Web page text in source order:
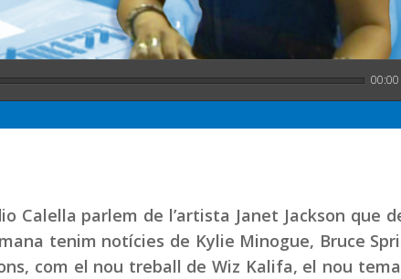
00:00
Calella parlem de l’artista Janet Jackson que
tenim notícies de Kylie Minogue, Bruce
com el nou treball de Wiz Kalifa, el nou